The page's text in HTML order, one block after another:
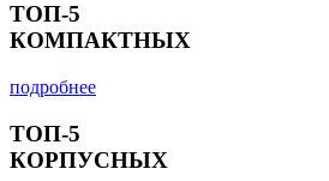
ТОП-5
КОМПАКТНЫХ
подробнее
ТОП-5
КОРПУСНЫХ